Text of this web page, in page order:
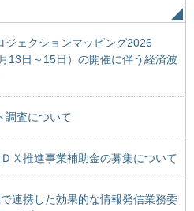
ジェクションマッピング2026
13日～15日）の開催に伴う経済波
調査について
Ｘ推進事業補助金の募集について
連携した効果的な情報発信業務委